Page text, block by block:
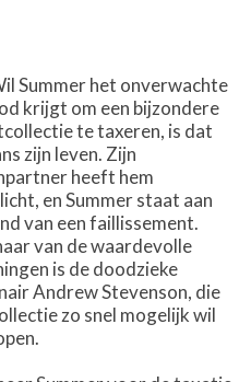
Summer het onverwachte
krijgt om een bijzondere
te taxeren, is dat
zijn leven. Zijn
heeft hem
en Summer staat aan
van een faillissement.
van de waardevolle
is de doodzieke
Andrew Stevenson, die
zo snel mogelijk wil